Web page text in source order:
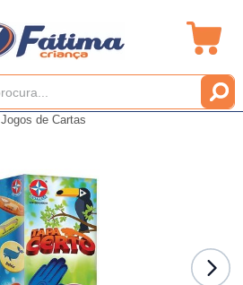
Jogos de Cartas